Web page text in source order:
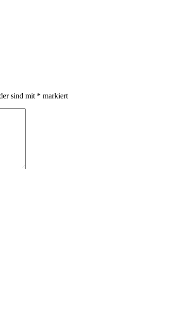
sind mit * markiert